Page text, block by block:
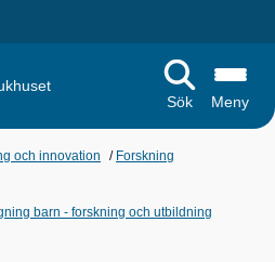
Sök
Meny
och innovation / Forskning
barn - forskning och utbildning